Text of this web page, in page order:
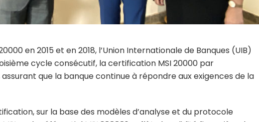
en 2015 et en 2018, l’Union Internationale de Banques (UIB)
cycle consécutif, la certification MSI 20000 par
assurant que la banque continue à répondre aux exigences de la
sur la base des modèles d’analyse et du protocole